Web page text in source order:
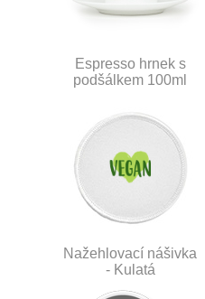
Espresso hrnek s
podšálkem 100ml
Nažehlovací nášivka
- Kulatá